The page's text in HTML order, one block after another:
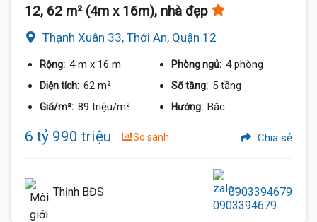
12, 62 m² (4m x 16m), nhà đẹp
Thạnh Xuân 33, Thới An, Quận 12
Rộng: 4 m x 16 m Phòng ngủ: 4 phòng
Diện tích: 62 m² Số tầng: 5 tầng
Giá/m²: 89 triệu/m² Hướng: Bắc
6 tỷ 990 triệu So sánh Chia sẻ
Thịnh BĐS 0903394679